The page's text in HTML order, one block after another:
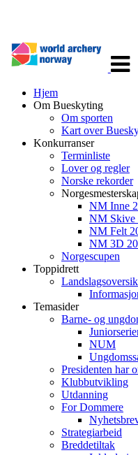
Hjem
Om Bueskyting
Om sporten
Kart over
Konkurranser
Terminliste
Lover og regler
Norske rekorder
NM Inne
NM Skive
NM Felt
NM 3D
Norgescupen
Toppidrett
Temasider
Barne- og
NUM
Presidenten har
Klubbutvikling
Utdanning
For Dommere
Strategiarbeid
Breddetiltak